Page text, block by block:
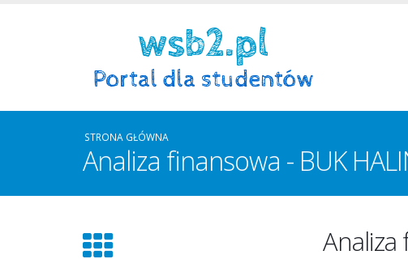
STRONA GŁÓWNA
Analiza finansowa - BUK
Analiza